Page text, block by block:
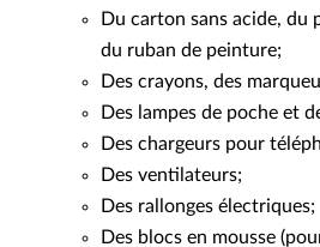
Du carton sans acide, du
du ruban de peinture;
Des crayons, des
Des lampes de poche et
Des chargeurs pour
Des ventilateurs;
Des rallonges électriques;
Des blocs en mousse